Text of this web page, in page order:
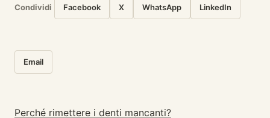
Condividi Facebook X WhatsApp LinkedIn
Email
Perché rimettere i denti mancanti?